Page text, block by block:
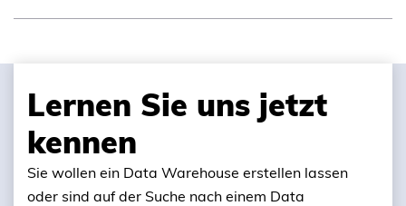
Lernen Sie uns jetzt
kennen
Sie wollen ein Data Warehouse erstellen lassen
oder sind auf der Suche nach einem Data